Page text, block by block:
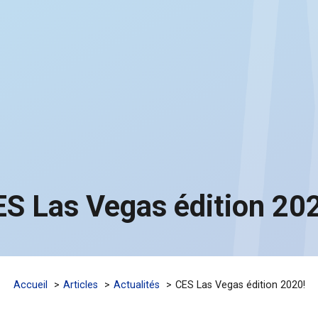
Las Vegas édition
Accueil Articles Actualités CES Las Vegas édition 2020!